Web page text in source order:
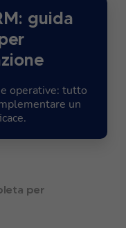
guida
operative: tutto
un
per